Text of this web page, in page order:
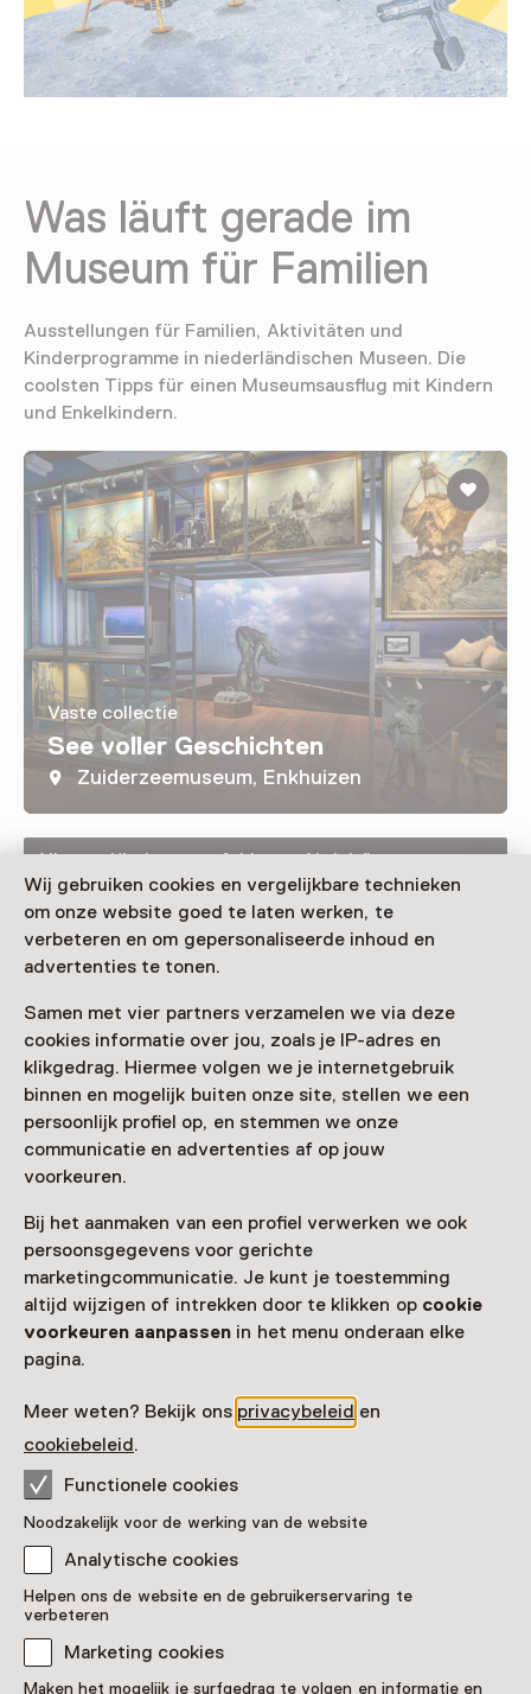
Wij gebruiken cookies en vergelijkbare technieken
om onze website goed te laten werken, te
verbeteren en om gepersonaliseerde inhoud en
advertenties te tonen.
Samen met vier partners verzamelen we via deze
cookies informatie over jou, zoals je IP-adres en
klikgedrag. Hiermee volgen we je internetgebruik
binnen en mogelijk buiten onze site, stellen we een
persoonlijk profiel op, en stemmen we onze
communicatie en advertenties af op jouw
voorkeuren.
Bij het aanmaken van een profiel verwerken we ook
persoonsgegevens voor gerichte
marketingcommunicatie. Je kunt je toestemming
altijd wijzigen of intrekken door te klikken op cookie
voorkeuren aanpassen in het menu onderaan elke
pagina.
Meer weten? Bekijk ons privacybeleid en
cookiebeleid.
Functionele cookies
Noodzakelijk voor de werking van de website
Analytische cookies
Helpen ons de website en de gebruikerservaring te
verbeteren
Marketing cookies
Maken het mogelijk je surfgedrag te volgen en informatie en
Was läuft gerade im
Museum für Familien
Ausstellungen für Familien, Aktivitäten und
Kinderprogramme in niederländischen Museen. Die
coolsten Tipps für einen Museumsausflug mit Kindern
und Enkelkindern.
Vaste collectie
See voller Geschichten
Zuiderzeemuseum, Enkhuizen
Alle von Kindern empfohlenen Aktivitäten
finden Sie hier.
KidsCard: der Museumskarte
für Kinder!
39 € pro Jahr
Alle von Kindern empfohlenen Museen besuchen
Gemeinsam die coolsten Aktivitäten im Museen
erleben
Entweder bei Kurzbesuchen oder an einem
ganzen Tag!
Gültig für Kinder bis 12 Jahre